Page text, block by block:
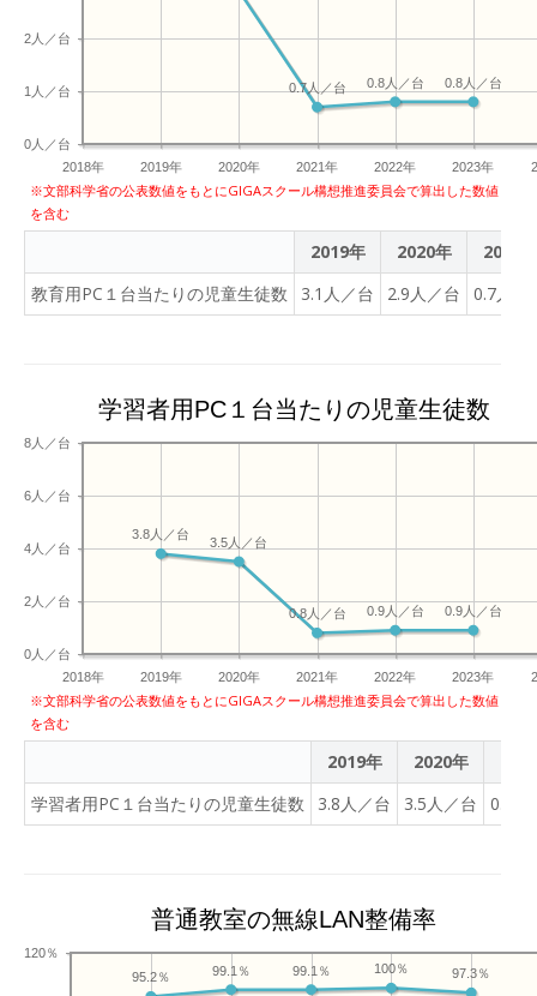
やされると同時に頼りがい
い授業でした。
2018年 2019年 2020年 2021年 2022年 2023年
0人／台
1人／台
2人／台
0.8人／台
0.8人／台
0.7人／台
※文部科学省の公表数値をもとにGIGAスクール構想推進委員会で算出した数値
を含む
2019年 2020年
2021年
教育用PC１台当たりの児童生徒数
3.1人／台 2.9人／台 0.7人／
学習者用PC１台当たりの児童生徒数
2018年 2019年 2020年 2021年 2022年 2023年
0人／台
2人／台
4人／台
6人／台
8人／台
0.9人／台
0.9人／台
0.8人／台
3.5人／台
3.8人／台
※文部科学省の公表数値をもとにGIGAスクール構想推進委員会で算出した数値
を含む
2019年 2020年
学習者用PC１台当たりの児童生徒数
3.8人／台 3.5人／台 0.8人
普通教室の無線LAN整備率
120％
97.3％
100％
99.1％
99.1％
95.2％